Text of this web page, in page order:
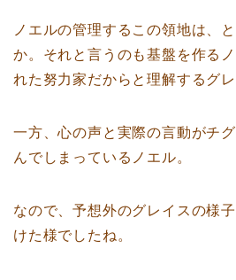
ノエルの管理するこの領地は、
か。それと言うのも基盤を作る
れた努力家だからと理解するグレ
一方、心の声と実際の言動がチ
んでしまっているノエル。
なので、予想外のグレイスの様
けた様でしたね。